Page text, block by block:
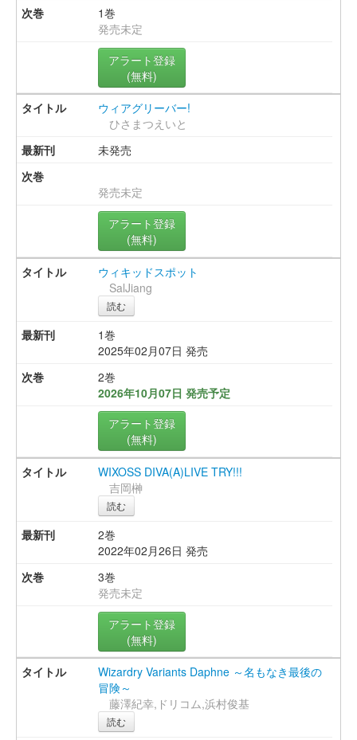
1巻
発売未定
アラート登録
(無料)
ウィアグリーバー!
ひさまつえいと
未発売
発売未定
アラート登録
(無料)
ウィキッドスポット
SalJiang
読む
1巻
2025年02月07日 発売
2巻
2026年10月07日 発売予定
アラート登録
(無料)
WIXOSS DIVA(A)LIVE TRY!!!
吉岡榊
読む
2巻
2022年02月26日 発売
3巻
発売未定
アラート登録
(無料)
Wizardry Variants Daphne ～名もなき最後の
冒険～
藤澤紀幸,ドリコム,浜村俊基
読む